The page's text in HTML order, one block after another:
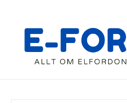
content